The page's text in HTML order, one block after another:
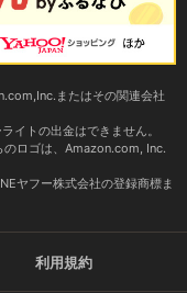
またはその関連会社
イトの出金はできません。
ロゴは、Amazon.com, Inc.
ヤフー株式会社の登録商標ま
利用規約